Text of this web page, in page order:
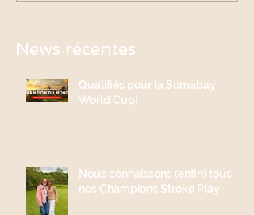
News récentes
Qualifiés pour la Somabay
World Cup!
Nous connaissons (enfin) tous
nos Champions Stroke Play